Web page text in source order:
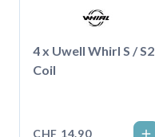
4 x Uwell Whirl S / S2
Coil
CHF 14.90